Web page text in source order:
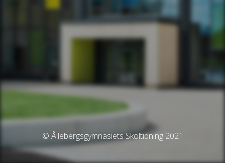
© Ållebergsgymnasiets Skoltidning 2021